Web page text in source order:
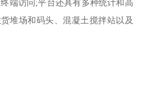
端访问;平台还具有多种统计和高
堆场和码头、混凝土搅拌站以及